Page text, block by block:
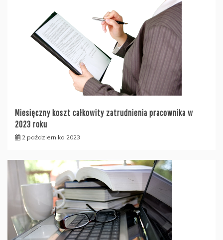
Miesięczny koszt całkowity zatrudnienia pracownika w
2023 roku
2 października 2023